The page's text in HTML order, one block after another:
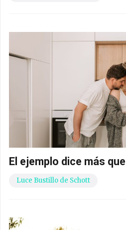
El ejemplo dice más
Luce Bustillo de Schott